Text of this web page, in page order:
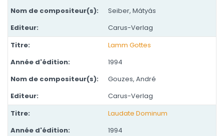
Seiber, Mátyás
Carus-Verlag
Lamm Gottes
1994
Gouzes, André
Carus-Verlag
Laudate Dominum
1994